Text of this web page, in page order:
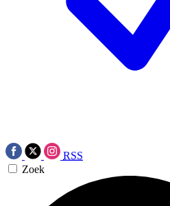
RSS
Zoek